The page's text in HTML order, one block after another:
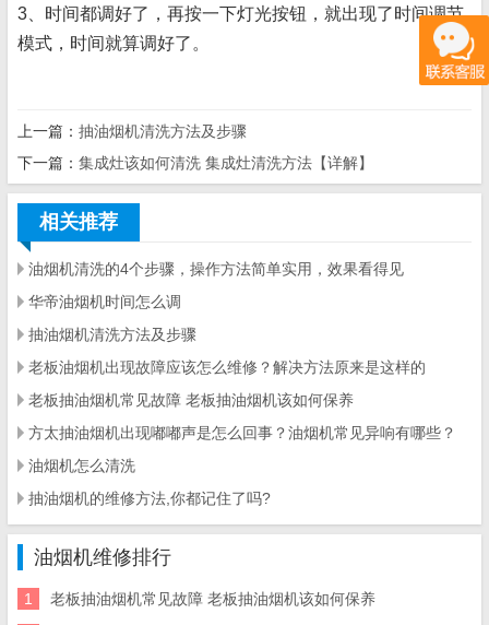
3、时间都调好了，再按一下灯光按钮，就出现了时间调节
模式，时间就算调好了。
上一篇： 抽油烟机清洗方法及步骤
下一篇： 集成灶该如何清洗 集成灶清洗方法【详解】
相关推荐
油烟机清洗的4个步骤，操作方法简单实用，效果看得见
华帝油烟机时间怎么调
抽油烟机清洗方法及步骤
老板油烟机出现故障应该怎么维修？解决方法原来是这样的
老板抽油烟机常见故障 老板抽油烟机该如何保养
方太抽油烟机出现嘟嘟声是怎么回事？油烟机常见异响有哪些？
油烟机怎么清洗
抽油烟机的维修方法,你都记住了吗?
油烟机维修排行
1 老板抽油烟机常见故障 老板抽油烟机该如何保养